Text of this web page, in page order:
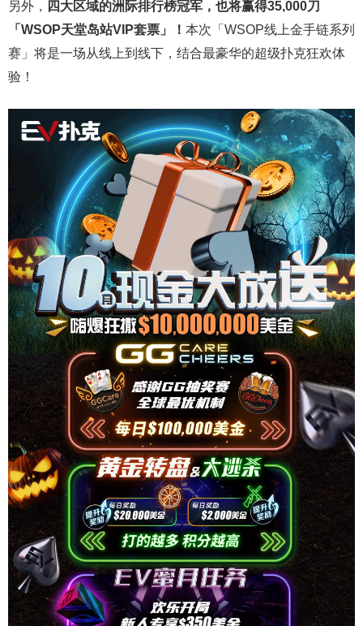
另外， 四大区域的洲际排行榜冠军，也将赢得35,000刀
「WSOP天堂岛站VIP套票」！ 本次「WSOP线上金手链系列
赛」将是一场从线上到线下，结合最豪华的超级扑克狂欢体
验！